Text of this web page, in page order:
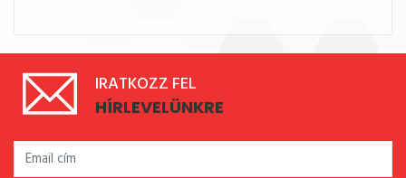
IRATKOZZ FEL
HÍRLEVELÜNKRE